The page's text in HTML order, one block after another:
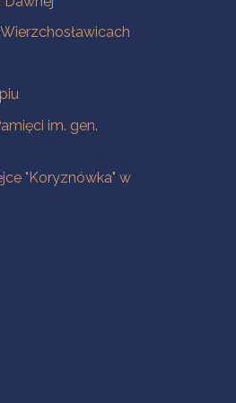
im. gen.
"Koryznówka" w